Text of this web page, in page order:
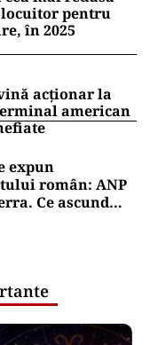
complet
de la probele
2027: când
pe cicluri
în 2025